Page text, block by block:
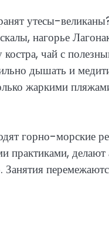
утесы-
нагорье
чай с
дышать и
жаркими
горно-морские
практиками,